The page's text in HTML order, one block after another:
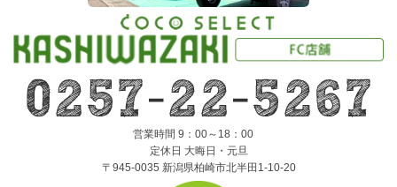
営業時間 9：00～18：00
定休日 大晦日・元旦
〒945-0035 新潟県柏崎市北半田1-10-20